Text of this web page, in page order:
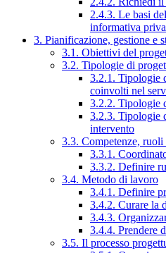
2.4.3. Le basi
informativa
3. Pianificazione, gestione e
3.1. Obiettivi del
3.2. Tipologie di
3.2.1. Tipologie
coinvolti nel
3.2.2. Tipologie
3.2.3. Tipologie
intervento
3.3. Competenze,
3.3.1.
3.3.2. Definire
3.4. Metodo di lavoro
3.4.1. Definire
3.4.2. Curare la
3.4.3.
3.4.4. Prendere
3.5. Il processo